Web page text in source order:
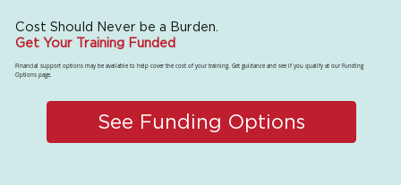
Cost Should Never be a Burden.
Get Your Training Funded
Financial support options may be available to help cover the cost of your training. Get guidance and see if you qualify at our Funding
Options page.
See Funding Options